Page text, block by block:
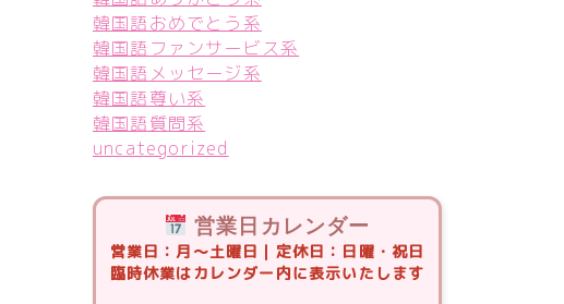
韓国語おめでとう系
韓国語ファンサービス系
韓国語メッセージ系
韓国語尊い系
韓国語質問系
uncategorized
営業日カレンダー
営業日：月〜土曜日｜定休日：日曜・祝日
臨時休業はカレンダー内に表示いたします